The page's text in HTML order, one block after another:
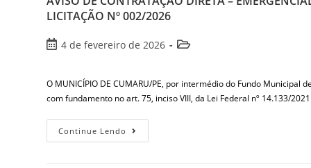
LICITAÇÃO Nº 002/2026
4 de fevereiro de 2026
O MUNICÍPIO DE CUMARU/PE, por intermédio do Fundo Municipal
com fundamento no art. 75, inciso VIII, da Lei Federal nº 14.133/
Continue Lendo